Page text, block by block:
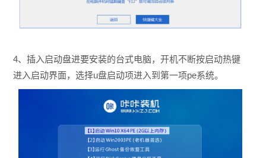
4、插入启动盘进要安装的台式电脑，开机不断按启动热键
进入启动界面，选择u盘启动项进入到第一项pe系统。